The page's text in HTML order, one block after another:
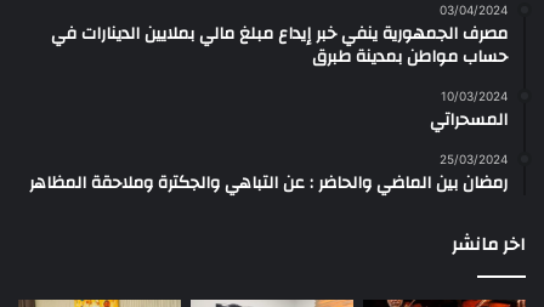
03/04/2024
مصرف الجمهورية ينفي خبر إيداع مبلغ مالي بملايين الدينارات في
حساب مواطن بمدينة طبرق
10/03/2024
المسحراتي
25/03/2024
رمضان بين الماضي والحاضر : عن التباهي والجكترة وملاحقة المظاهر
اخر مانشر